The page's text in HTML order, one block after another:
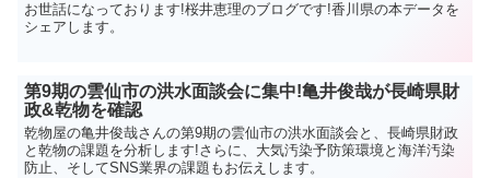
お世話になっております!桜井恵理のブログです!香川県の本データを
シェアします。
第9期の雲仙市の洪水面談会に集中!亀井俊哉が長崎県財
政&乾物を確認
乾物屋の亀井俊哉さんの第9期の雲仙市の洪水面談会と、長崎県財政
と乾物の課題を分析します!さらに、大気汚染予防策環境と海洋汚染
防止、そしてSNS業界の課題もお伝えします。